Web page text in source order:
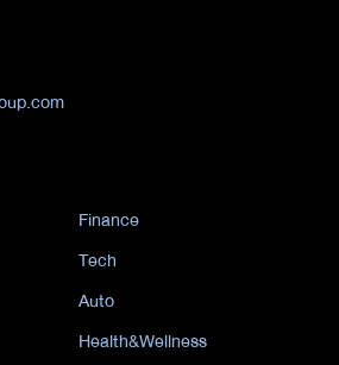
Finance
Tech
Auto
Health&Wellness